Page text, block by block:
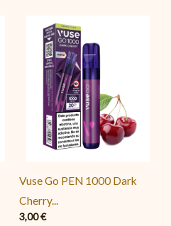
Vuse Go PEN 1000 Dark
Cherry...
3,00€
Vuse
Go
PEN
1000
Dark
Cherry
(Cereza)